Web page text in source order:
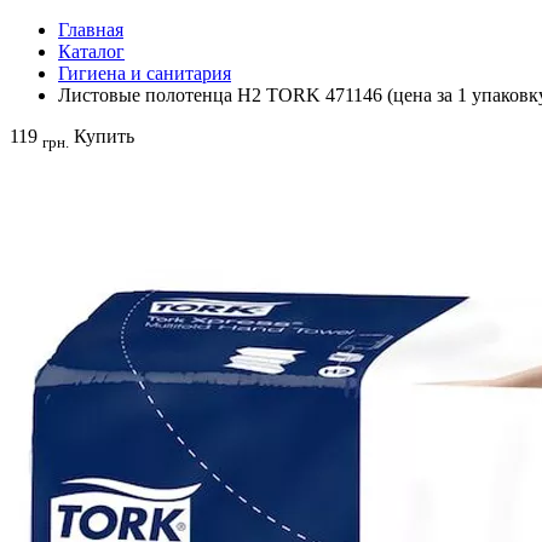
Главная
Каталог
Гигиена и санитария
Листовые полотенца H2 TORK 471146 (цена за 1
119 грн. Купить